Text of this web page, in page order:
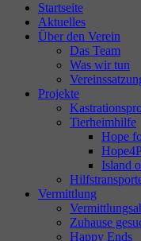
Startseite
Aktuelles
Über den Verein
Das Team
Was wir tun
Projekte
Tierheimhilfe
Hope
Island
Vermittlung
Zuhause
Happy Ends